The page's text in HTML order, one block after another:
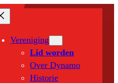
Vereniging
Lid worden
Over Dynamo
Historie